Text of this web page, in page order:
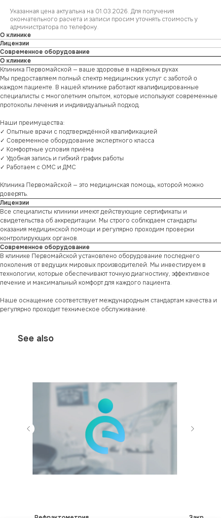
Указанная цена актуальна на 01.03.2026. Для получения
окончательного расчета и записи просим уточнять стоимость у
администратора по телефону.
О клинике
Лицензии
Современное оборудование
О клинике
Клиника Первомайской — ваше здоровье в надёжных руках
Мы предоставляем полный спектр медицинских услуг с заботой о
каждом пациенте. В нашей клинике работают квалифицированные
специалисты с многолетним опытом, которые используют современные
протоколы лечения и индивидуальный подход.
Наши преимущества:
✓ Опытные врачи с подтверждённой квалификацией
✓ Современное оборудование экспертного класса
✓ Комфортные условия приёма
✓ Удобная запись и гибкий график работы
✓ Работаем с ОМС и ДМС
Клиника Первомайской — это медицинская помощь, которой можно
доверять.
Лицензии
Все специалисты клиники имеют действующие сертификаты и
свидетельства об аккредитации. Мы строго соблюдаем стандарты
оказания медицинской помощи и регулярно проходим проверки
контролирующих органов.
Современное оборудование
В клинике Первомайской установлено оборудование последнего
поколения от ведущих мировых производителей. Мы инвестируем в
технологии, которые обеспечивают точную диагностику, эффективное
лечение и максимальный комфорт для каждого пациента.
Наше оснащение соответствует международным стандартам качества и
регулярно проходит техническое обслуживание.
See also